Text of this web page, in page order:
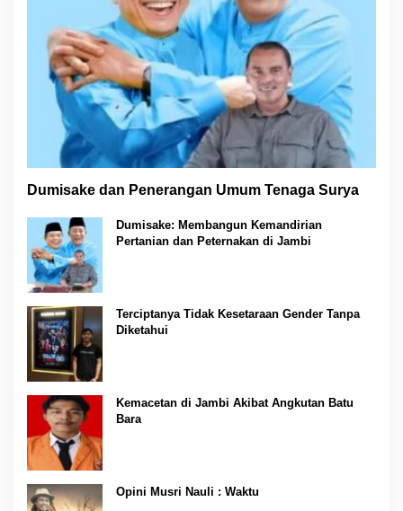
Dumisake dan Penerangan Umum Tenaga Surya
Dumisake: Membangun Kemandirian
Pertanian dan Peternakan di Jambi
Terciptanya Tidak Kesetaraan Gender Tanpa
Diketahui
Kemacetan di Jambi Akibat Angkutan Batu
Bara
Opini Musri Nauli : Waktu